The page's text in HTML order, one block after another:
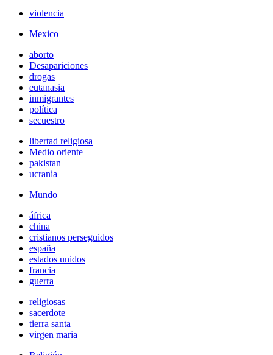
violencia
Mexico
aborto
Desapariciones
drogas
eutanasia
inmigrantes
política
secuestro
libertad religiosa
Medio oriente
pakistan
ucrania
Mundo
áfrica
china
cristianos perseguidos
españa
estados unidos
francia
guerra
religiosas
sacerdote
tierra santa
virgen maria